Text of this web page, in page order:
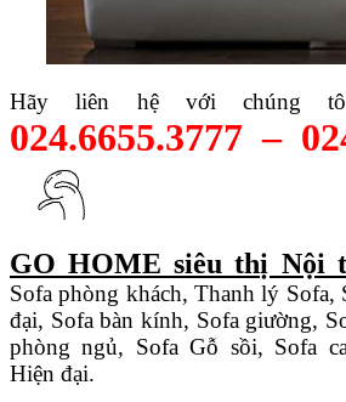
Hãy liên hệ với chúng
024.6655.3777 –
GO HOME siêu thị Nội
Sofa phòng khách, Thanh lý Sofa,
đại, Sofa bàn kính, Sofa giường,
phòng ngủ, Sofa Gỗ sồi, Sofa
Hiện đại.